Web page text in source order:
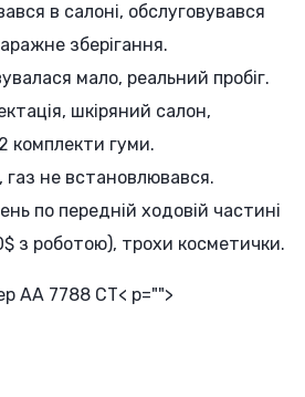
в салоні, обслуговувався
зберігання.
мало, реальний пробіг.
шкіряний салон,
комплекти гуми.
не встановлювався.
по передній ходовій частині
з роботою), трохи косметички.
AA 7788 СТ< p="">